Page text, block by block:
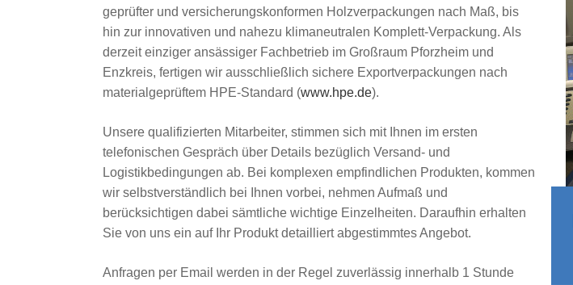
geprüfter und versicherungskonformen Holzverpackungen nach Maß, bis
hin zur innovativen und nahezu klimaneutralen Komplett-Verpackung. Als
derzeit einziger ansässiger Fachbetrieb im Großraum Pforzheim und
Enzkreis, fertigen wir ausschließlich sichere Exportverpackungen nach
materialgeprüftem HPE-Standard (www.hpe.de).
Unsere qualifizierten Mitarbeiter, stimmen sich mit Ihnen im ersten
telefonischen Gespräch über Details bezüglich Versand- und
Logistikbedingungen ab. Bei komplexen empfindlichen Produkten, kommen
wir selbstverständlich bei Ihnen vorbei, nehmen Aufmaß und
berücksichtigen dabei sämtliche wichtige Einzelheiten. Daraufhin erhalten
Sie von uns ein auf Ihr Produkt detailliert abgestimmtes Angebot.
Anfragen per Email werden in der Regel zuverlässig innerhalb 1 Stunde